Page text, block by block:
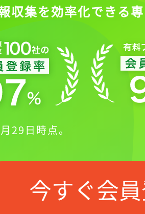
収集を効率化できる
29日時点。
今すぐ会